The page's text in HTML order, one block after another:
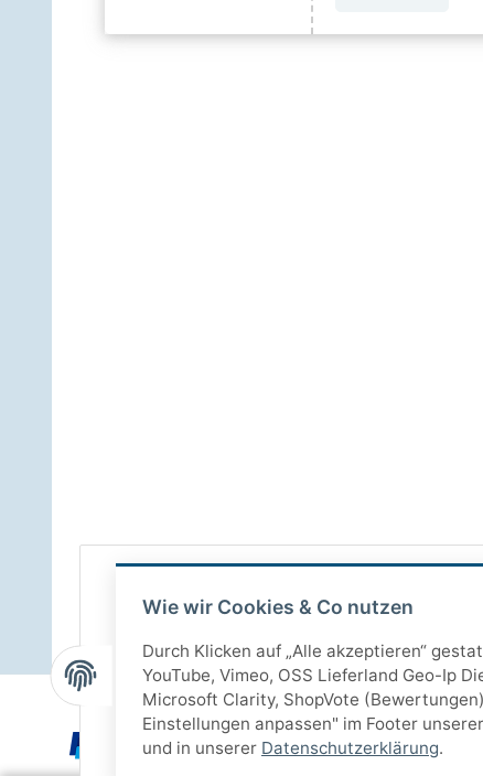
Wie wir Cookies & Co nutzen
Durch Klicken auf „Alle akzeptieren“
YouTube, Vimeo, OSS Lieferland Geo-Ip
Microsoft Clarity, ShopVote
Einstellungen anpassen" im Footer
und in unserer Datenschutzerklärung.